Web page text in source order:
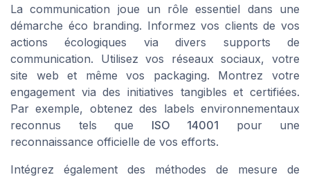
La communication joue un rôle essentiel dans une
démarche éco branding. Informez vos clients de vos
actions écologiques via divers supports de
communication. Utilisez vos réseaux sociaux, votre
site web et même vos packaging. Montrez votre
engagement via des initiatives tangibles et certifiées.
Par exemple, obtenez des labels environnementaux
reconnus tels que ISO 14001 pour une
reconnaissance officielle de vos efforts.
Intégrez également des méthodes de mesure de